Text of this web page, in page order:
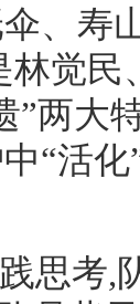
、寿
林觉
”两大
“活
思考,